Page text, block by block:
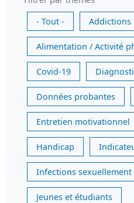
- Tout -
Addictions
Alimentation / Activité
Covid-19
Données probantes
Entretien motivationnel
Handicap
Infections
Jeunes et étudiants